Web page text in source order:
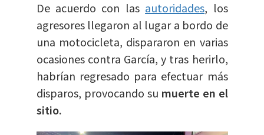
De acuerdo con lasautoridades, los
agresores llegaron al lugar a bordo de
una motocicleta, dispararon en varias
ocasiones contra García, y tras herirlo,
habrían regresado para efectuar más
disparos, provocando su muerte en el
sitio.